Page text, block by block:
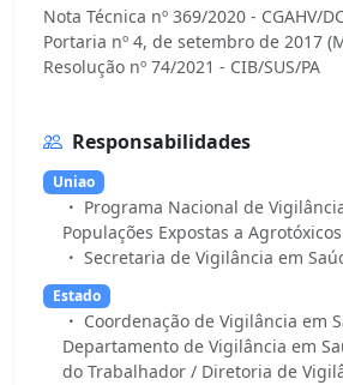
Nota Técnica nº 369/2020 - CGAHV/
Portaria nº 4, de setembro de 2017
Responsabilidades
Uniao
Programa Nacional de
Populações Expostas a Agrotóxicos
Secretaria de Vigilância em
Estado
Coordenação de Vigilância em
Departamento de Vigilância em
do Trabalhador / Diretoria de